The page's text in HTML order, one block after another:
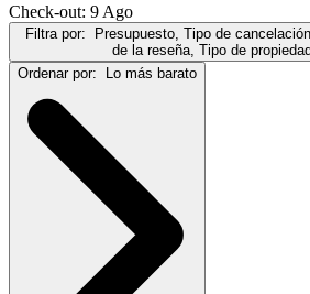
Check-out: 9 Ago
Filtra por: Presupuesto, Tipo de
de la reseña, Tipo de
Ordenar por: Lo más barato